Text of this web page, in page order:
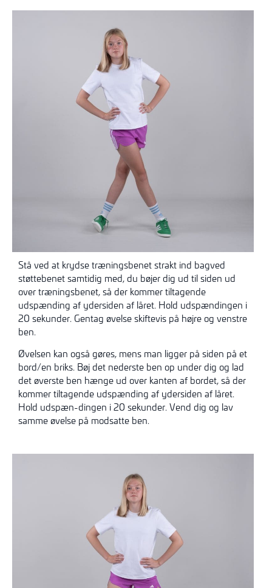
Stå ved at krydse træningsbenet strakt ind bagved
støttebenet samtidig med, du bøjer dig ud til siden ud
over træningsbenet, så der kommer tiltagende
udspænding af ydersiden af låret. Hold udspændingen i
20 sekunder. Gentag øvelse skiftevis på højre og venstre
ben.
Øvelsen kan også gøres, mens man ligger på siden på et
bord/en briks. Bøj det nederste ben op under dig og lad
det øverste ben hænge ud over kanten af bordet, så der
kommer tiltagende udspænding af ydersiden af låret.
Hold udspæn-dingen i 20 sekunder. Vend dig og lav
samme øvelse på modsatte ben.